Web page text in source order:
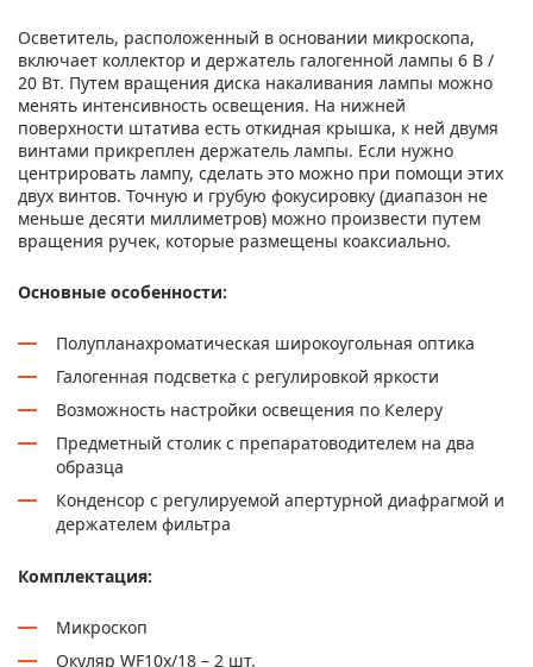
Осветитель, расположенный в основании микроскопа,
включает коллектор и держатель галогенной лампы 6 В /
20 Вт. Путем вращения диска накаливания лампы можно
менять интенсивность освещения. На нижней
поверхности штатива есть откидная крышка, к ней двумя
винтами прикреплен держатель лампы. Если нужно
центрировать лампу, сделать это можно при помощи этих
двух винтов. Точную и грубую фокусировку (диапазон не
меньше десяти миллиметров) можно произвести путем
вращения ручек, которые размещены коаксиально.
Основные особенности:
Полупланахроматическая широкоугольная оптика
Галогенная подсветка с регулировкой яркости
Возможность настройки освещения по Келеру
Предметный столик с препаратоводителем на два
образца
Конденсор с регулируемой апертурной диафрагмой и
держателем фильтра
Комплектация:
Микроскоп
Окуляр WF10х/18 – 2 шт.